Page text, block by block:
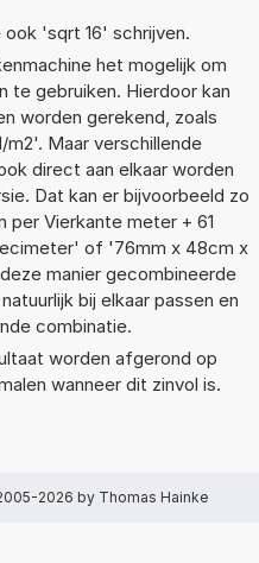
ook 'sqrt 16' schrijven.
het mogelijk om
te gebruiken. Hierdoor kan
worden gerekend, zoals
Maar verschillende
direct aan elkaar worden
Dat kan er bijvoorbeeld zo
Vierkante meter + 61
of '76mm x 48cm x
manier gecombineerde
bij elkaar passen en
combinatie.
worden afgerond op
wanneer dit zinvol is.
2026 by Thomas Hainke